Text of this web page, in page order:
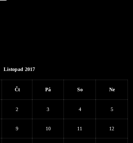
Listopad 2017
Čt Pá So Ne
2 3 4 5
9 10 11 12